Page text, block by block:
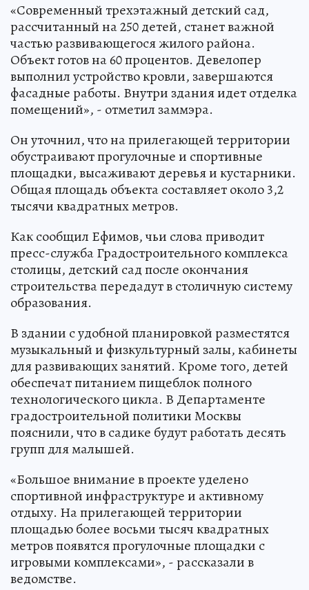
«Современный трехэтажный детский сад,
рассчитанный на 250 детей, станет важной
частью развивающегося жилого района.
Объект готов на 60 процентов. Девелопер
выполнил устройство кровли, завершаются
фасадные работы. Внутри здания идет отделка
помещений», - отметил заммэра.
Он уточнил, что на прилегающей территории
обустраивают прогулочные и спортивные
площадки, высаживают деревья и кустарники.
Общая площадь объекта составляет около 3,2
тысячи квадратных метров.
Как сообщил Ефимов, чьи слова приводит
пресс-служба Градостроительного комплекса
столицы, детский сад после окончания
строительства передадут в столичную систему
образования.
В здании с удобной планировкой разместятся
музыкальный и физкультурный залы, кабинеты
для развивающих занятий. Кроме того, детей
обеспечат питанием пищеблок полного
технологического цикла. В Департаменте
градостроительной политики Москвы
пояснили, что в садике будут работать десять
групп для малышей.
«Большое внимание в проекте уделено
спортивной инфраструктуре и активному
отдыху. На прилегающей территории
площадью более восьми тысяч квадратных
метров появятся прогулочные площадки с
игровыми комплексами», - рассказали в
ведомстве.